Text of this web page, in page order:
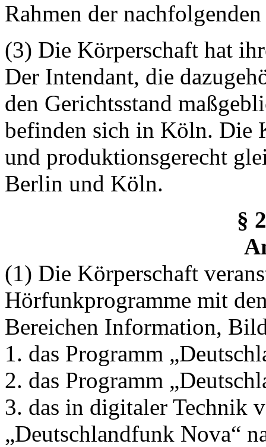
Rahmen der
(3) Die Körperschaft hat
Der Intendant, die
den Gerichtsstand
befinden sich in Köln. Die
und produktionsgerecht
Berlin und Köln.
§
(1) Die Körperschaft
Hörfunkprogramme mit
Bereichen Information,
1. das Programm
2. das Programm
3. das in digitaler Technik
„Deutschlandfunk Nova“